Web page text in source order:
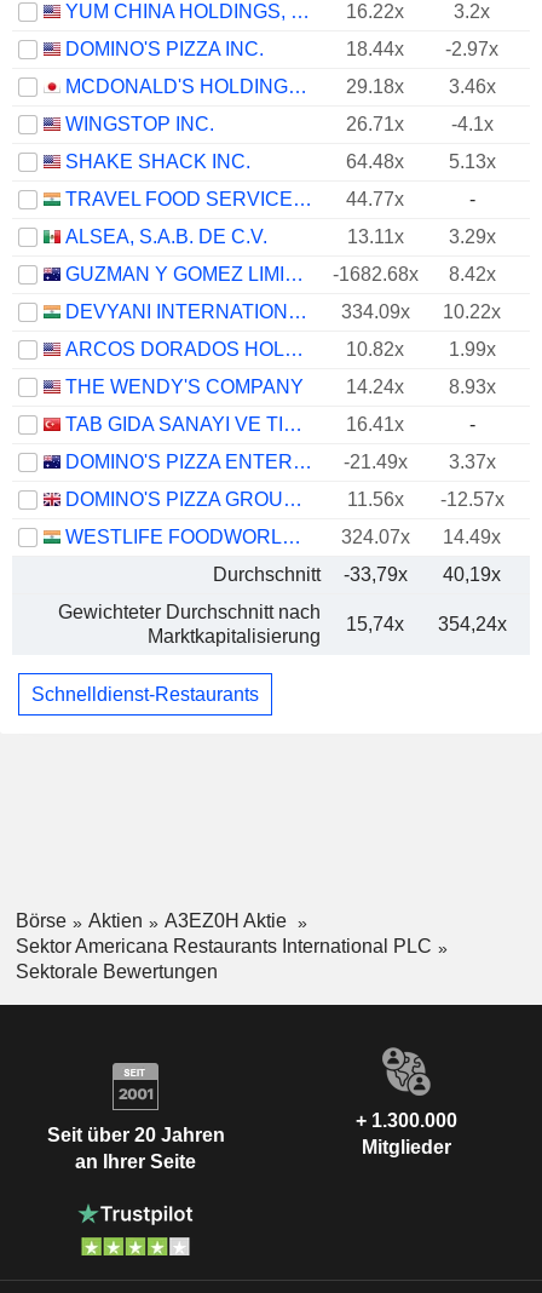
YUM CHINA HOLDINGS, INC.
16.22x
3.2x
DOMINO'S PIZZA INC.
18.44x
-2.97x
MCDONALD'S HOLDINGS COMPANY (JAPAN), LTD.
29.18x
3.46x
WINGSTOP INC.
26.71x
-4.1x
SHAKE SHACK INC.
64.48x 5.13x
TRAVEL FOOD SERVICES LIMITED
44.77x
-
ALSEA, S.A.B. DE C.V.
13.11x
3.29x
GUZMAN Y GOMEZ LIMITED
-1682.68x 8.42x
DEVYANI INTERNATIONAL LIMITED
334.09x
10.22x
ARCOS DORADOS HOLDINGS INC.
10.82x
1.99x
THE WENDY'S COMPANY
14.24x
8.93x
TAB GIDA SANAYI VE TICARET
16.41x
-
DOMINO'S PIZZA ENTERPRISES LIMITED
-21.49x
3.37x
DOMINO'S PIZZA GROUP PLC
11.56x
-12.57x
WESTLIFE FOODWORLD LIMITED
324.07x 14.49x
Durchschnitt
-33,79x
40,19x
Gewichteter Durchschnitt nach
Marktkapitalisierung
15,74x 354,24x
Schnelldienst-Restaurants
Börse Aktien
A3EZ0H Aktie
Sektor Americana Restaurants International PLC
Sektorale Bewertungen
Seit über 20 Jahren
an Ihrer Seite
+ 1.300.000
Mitglieder